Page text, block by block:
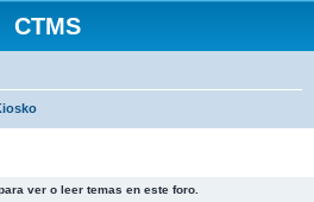
CTMS
ver o leer temas en este foro.